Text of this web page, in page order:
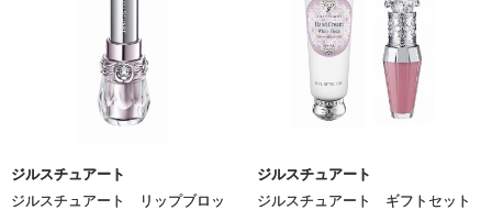
ジルスチュアート
ジルスチュアート リップブロッ
ジルスチュアート
ジルスチュアート ギフトセット